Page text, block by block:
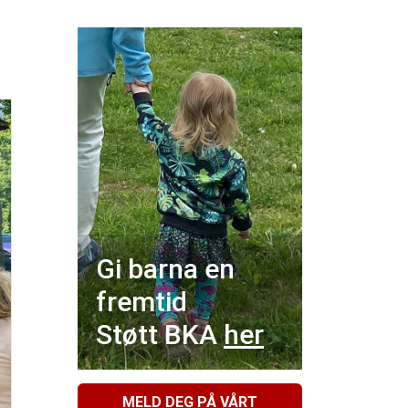
Gi barna en
fremtid
Støtt BKAher
MELD DEG PÅ VÅRT